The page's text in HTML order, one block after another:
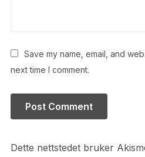
Save my name, email, and
next time I comment.
Dette nettstedet bruker